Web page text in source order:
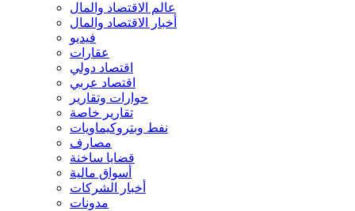
عالم الاقتصاد والمال
أخبار الاقتصاد والمال
فيديو
عقارات
اقتصاد دولي
اقتصاد عربي
حوارات وتقارير
تقارير خاصة
نفط وبتروكيماويات
مصارف
قضايا ساخنة
أسواق مالية
أخبار الشركات
مدونات